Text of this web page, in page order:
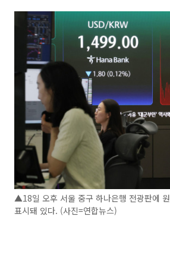
▲18일 오후 서울 중구 하나은행 전광판에
표시돼 있다. (사진=연합뉴스)